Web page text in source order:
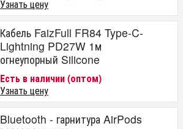
Узнать цену
Кабель FaizFull FR84 Type-C-
Lightning PD27W 1м
огнеупорный Silicone
Есть в наличии (оптом)
Узнать цену
Bluetooth - гарнитура AirPods